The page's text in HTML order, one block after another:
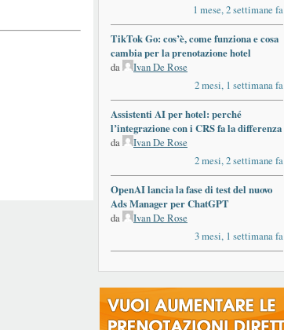
1 mese, 2 settimane fa
TikTok Go: cos’è, come funziona e cosa
cambia per la prenotazione hotel
da
Ivan De Rose
2 mesi, 1 settimana fa
Assistenti AI per hotel: perché
l’integrazione con i CRS fa la differenza
da
Ivan De Rose
2 mesi, 2 settimane fa
OpenAI lancia la fase di test del nuovo
Ads Manager per ChatGPT
da
Ivan De Rose
3 mesi, 1 settimana fa